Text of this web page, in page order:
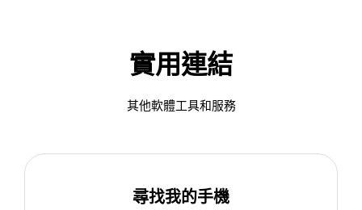
實用連結
其他軟體工具和服務
尋找我的手機